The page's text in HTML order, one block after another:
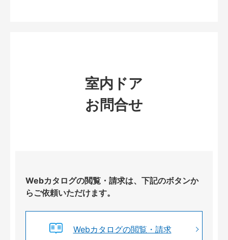
室内ドア
お問合せ
Webカタログの閲覧・請求は、下記のボタンか
らご依頼いただけます。
Webカタログの閲覧・請求